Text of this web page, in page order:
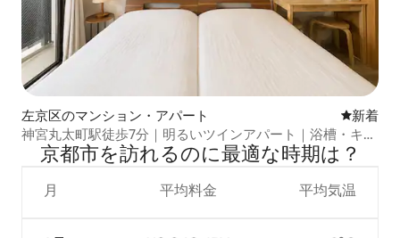
左京区のマンション・アパート 新しい宿
新着
神宮丸太町駅徒歩7分｜明るいツインアパート｜浴槽・キッ
チン京都市を訪⁠れ⁠るの⁠に最⁠適⁠な時⁠期⁠は⁠？
月 平均料金 平均気温